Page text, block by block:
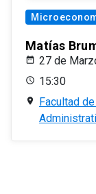
Matías
27 de
15:30
Facultad